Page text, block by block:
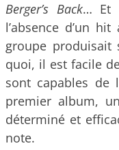
Berger’s Back… Et
l’absence d’un
groupe produisait
quoi, il est facile
sont capables de
premier album,
déterminé et
note.